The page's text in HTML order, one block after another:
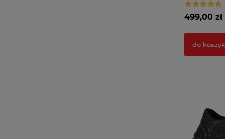
499,00 zł
do